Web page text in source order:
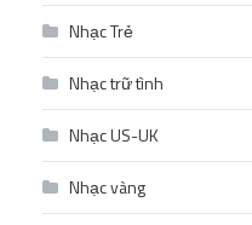
Nhạc Trẻ
Nhạc trữ tình
Nhạc US-UK
Nhạc vàng